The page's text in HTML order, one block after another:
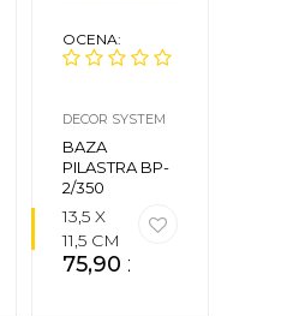
OCENA:
DECOR SYSTEM
BAZA
PILASTRA BP-
2/350
13,5 X
11,5 CM
75,90 zł